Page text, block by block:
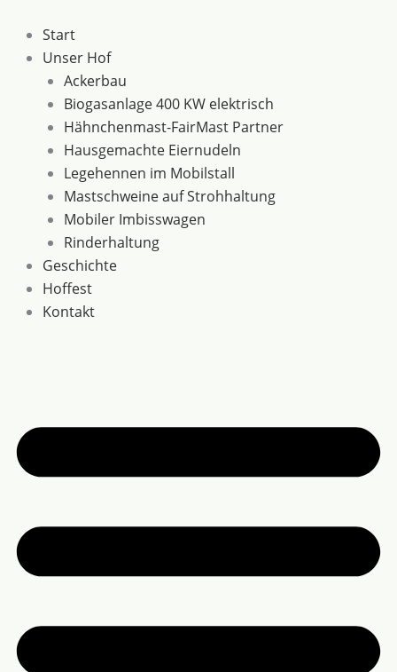
Inhalt
springen
Start
Unser Hof
Ackerbau
Biogasanlage 400 KW elektrisch
Hähnchenmast-FairMast Partner
Hausgemachte Eiernudeln
Legehennen im Mobilstall
Mastschweine auf Strohhaltung
Mobiler Imbisswagen
Rinderhaltung
Geschichte
Hoffest
Kontakt